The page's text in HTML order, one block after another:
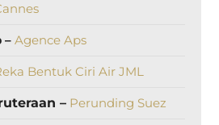
– Agence Aps
Bentuk Ciri Air JML
– Perunding Suez